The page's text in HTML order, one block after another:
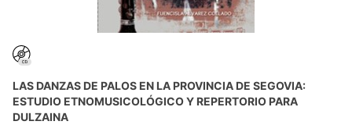
LAS DANZAS DE PALOS EN LA PROVINCIA DE SEGOVIA:
ESTUDIO ETNOMUSICOLÓGICO Y REPERTORIO PARA
DULZAINA